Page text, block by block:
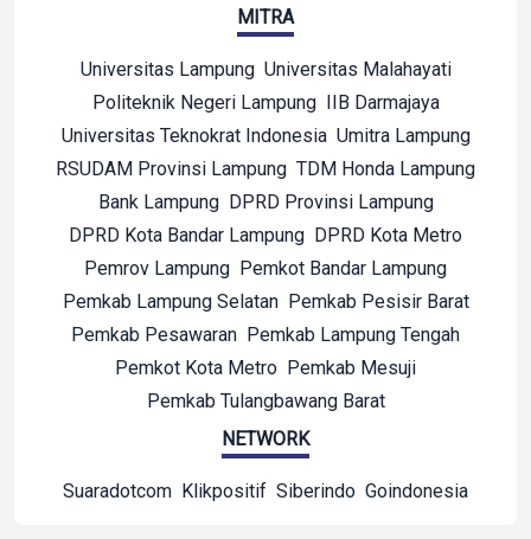
MITRA
Universitas Lampung Universitas Malahayati
Politeknik Negeri Lampung IIB Darmajaya
Universitas Teknokrat Indonesia Umitra Lampung
RSUDAM Provinsi Lampung TDM Honda Lampung
Bank Lampung DPRD Provinsi Lampung
DPRD Kota Bandar Lampung DPRD Kota Metro
Pemrov Lampung Pemkot Bandar Lampung
Pemkab Lampung Selatan Pemkab Pesisir Barat
Pemkab Pesawaran Pemkab Lampung Tengah
Pemkot Kota Metro Pemkab Mesuji
Pemkab Tulangbawang Barat
NETWORK
Suaradotcom Klikpositif Siberindo Goindonesia